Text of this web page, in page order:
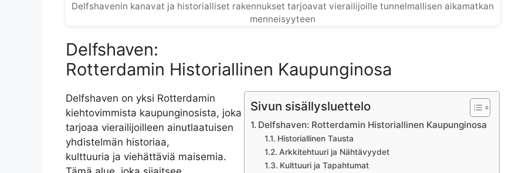
Delfshavenin kanavat ja historialliset rakennukset tarjoavat vierailijoille tunnelmallisen aikamatkan
menneisyyteen
Delfshaven:
Rotterdamin Historiallinen Kaupunginosa
Sivun sisällysluettelo
Delfshaven: Rotterdamin Historiallinen Kaupunginosa
Historiallinen Tausta
Arkkitehtuuri ja Nähtävyydet
Kulttuuri ja Tapahtumat
Delfshaven on yksi Rotterdamin
kiehtovimmista kaupunginosista, joka
tarjoaa vierailijoilleen ainutlaatuisen
yhdistelmän historiaa,
kulttuuria ja viehättäviä maisemia.